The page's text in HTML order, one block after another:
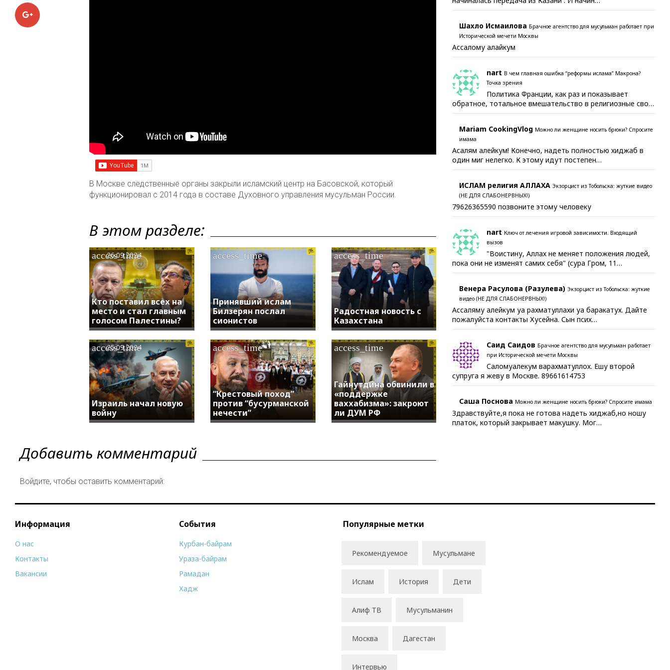
Google+
В Москве следственные органы закрыли исламский центр на Басовской, который
функционировал с 2014 года в составе Духовного управления мусульман России.
В этом разделе:
Кто поставил всех на
место и стал главным
голосом Палестины?
access_time
26.09.2024
Принявший ислам
Билзерян послал
сионистов
access_time
Радостная новость с
Казахстана
access_time
Израиль начал новую
войну
access_time
25.09.2024
“Крестовый поход”
против “бусурманской
нечести”
access_time
Гайнутдина обвинили в
«поддержке
ваххабизма»: закроют
ли ДУМ РФ
access_time
Добавить комментарий
Войдите, чтобы оставить комментарий:
Шахло Исмаилова Брачное агентство для мусульман работает при
Исторической мечети Москвы
Ассалому алайкум
nart В чем главная ошибка “реформы ислама” Макрона?
Точка зрения
Политика Франции, как раз и показывает
обратное, тотальное вмешательство в религиозные сво…
Mariam CookingVlog Можно ли женщине носить брюки? Спросите
имама
Асалям алейкум! Конечно, надеть полностью хиджаб в
один миг нелегко. К этому идут постепен…
ИСЛАМ религия АЛЛАХА Экзорцист из Тобольска: жуткие видео
(НЕ ДЛЯ СЛАБОНЕРВНЫХ!)
79626365590 позвоните этому человеку
nart Ключ от лечения игровой зависимости. Входящий
вызов
"Воистину, Аллах не меняет положения людей,
пока они не изменят самих себя" (сура Гром, 11…
Венера Расулова (Разулева) Экзорцист из Тобольска: жуткие
видео (НЕ ДЛЯ СЛАБОНЕРВНЫХ!)
Ассаляму алейкум уа рахматуллахи уа баракатух. Дайте
пожалуйста контакты Хусейна. Сын псих…
Саид Саидов Брачное агентство для мусульман работает
при Исторической мечети Москвы
Саломуалекум варахматуллох. Ешу второй
супруга я жеву в Москве. 89661614753
Саша Поснова Можно ли женщине носить брюки? Спросите имама
Здравствуйте,я пока не готова надеть хиджаб,но ношу
платок, который закрывает макушку. Мог…
Информация
О нас
Контакты
Вакансии
События
Курбан-байрам
Ураза-байрам
Рамадан
Хадж
Популярные метки
Рекомендуемое Мусульмане
Ислам История Дети
Алиф ТВ Мусульманин
Москва Дагестан
Интервью